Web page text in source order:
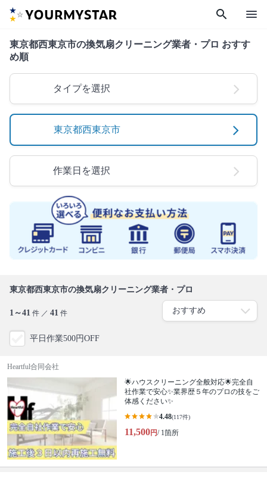
search menu
東京都西東京市の換気扇クリーニング業者・プロ おすす
め順
タイプを選択
東京都西東京市
作業日を選択
東京都西東京市の換気扇クリーニング業者・プロ
1～41 件 ／ 41 件
平日作業500円OFF
Heartful合同会社
🌟ハウスクリーニング全般対応🌟完全自
社作業で安心✨業界歴５年のプロの技をご
体感ください✨
4.48(117件)
11,500円/ 1箇所